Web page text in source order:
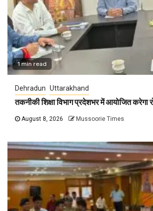
1 min read
Dehradun Uttarakhand
तकनीकी शिक्षा विभाग प्रदेशभर में आयोजित करेगा
August 8, 2026 Mussoorie Times